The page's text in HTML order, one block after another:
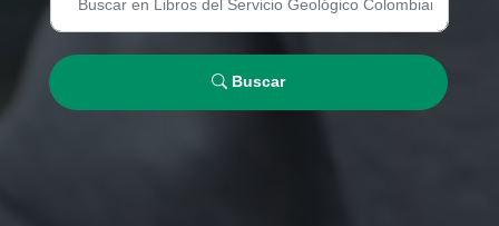
Buscar